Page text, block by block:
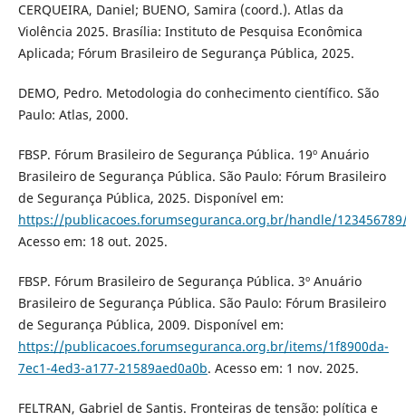
CERQUEIRA, Daniel; BUENO, Samira (coord.). Atlas da
Violência 2025. Brasília: Instituto de Pesquisa Econômica
Aplicada; Fórum Brasileiro de Segurança Pública, 2025.
DEMO, Pedro. Metodologia do conhecimento científico. São
Paulo: Atlas, 2000.
FBSP. Fórum Brasileiro de Segurança Pública. 19º Anuário
Brasileiro de Segurança Pública. São Paulo: Fórum Brasileiro
de Segurança Pública, 2025. Disponível em:
https://publicacoes.forumseguranca.org.br/handle/
Acesso em: 18 out. 2025.
FBSP. Fórum Brasileiro de Segurança Pública. 3º Anuário
Brasileiro de Segurança Pública. São Paulo: Fórum Brasileiro
de Segurança Pública, 2009. Disponível em:
https://publicacoes.forumseguranca.org.br/items/1f8900da-
7ec1-4ed3-a177-21589aed0a0b. Acesso em: 1 nov. 2025.
FELTRAN, Gabriel de Santis. Fronteiras de tensão: política e